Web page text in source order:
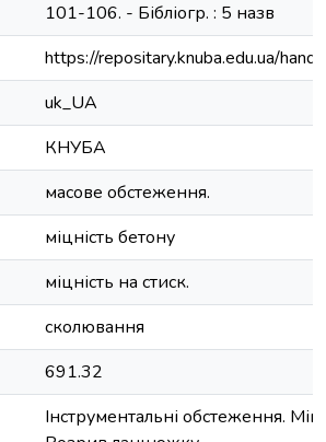
101-106. - Бібліогр. : 5 назв
https://repositary.knuba.edu.ua/
uk_UA
КНУБА
масове обстеження.
міцність бетону
міцність на стиск.
сколювання
691.32
Інструментальні обстеження.